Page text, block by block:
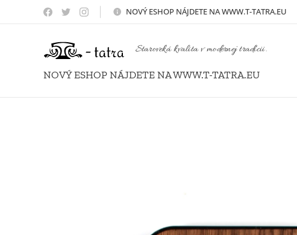
NOVÝESHOP NÁJDETE NA WWW.T-TATRA.EU
Staroveká kvalita v modernej tradícii.
NOVÝ ESHOP NÁJDETE NA WWW.T-TATRA.EU